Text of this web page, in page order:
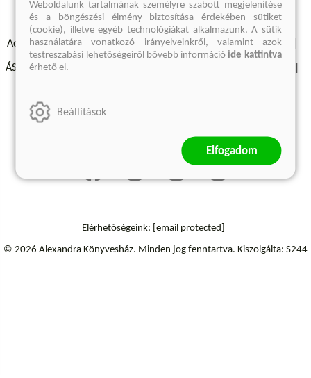
Adatvédelmi szabályzatok Elállási felmondási nyilatkozat
ÁSZF - Vásárlási feltételek
Szállítási információk
Elérhetőségeink: [email protected]
© 2026 Alexandra Könyvesház. Minden jog fenntartva. Kiszolgálta: S244
Weboldalunk tartalmának személyre szabott megjelenítése
és a böngészési élmény biztosítása érdekében sütiket
(cookie), illetve egyéb technológiákat alkalmazunk. A sütik
használatára vonatkozó irányelveinkről, valamint azok
testreszabási lehetőségeiről bővebb információide kattintva
érhető el.
Beállítások
Elfogadom